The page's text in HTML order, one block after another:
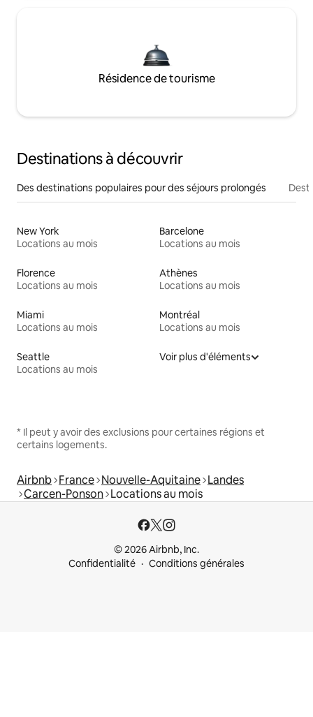
Résidence de tourisme
Destinations à découvrir
Des destinations populaires pour des séjours prolongés
New York
Locations au mois
Barcelone
Locations au mois
Florence
Locations au mois
Athènes
Locations au mois
Miami
Locations au mois
Montréal
Locations au mois
Seattle
Locations au mois
Voir plus d'éléments
* Il peut y avoir des exclusions pour certaines régions et
certains logements.
Airbnb France Nouvelle-Aquitaine Landes
Carcen-Ponson Locations au mois
© 2026 Airbnb, Inc.
Confidentialité
Conditions générales